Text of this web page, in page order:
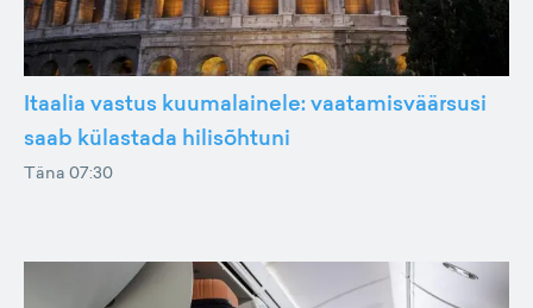
Itaalia vastus kuumalainele: vaatamisväärsusi
saab külastada hilisõhtuni
Täna 07:30